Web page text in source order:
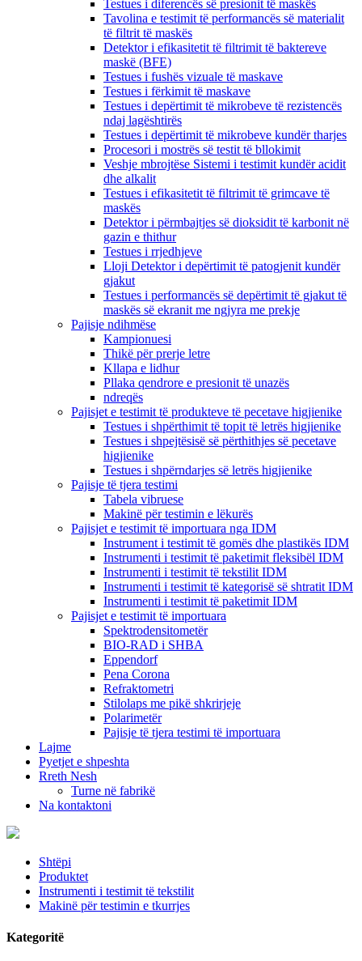
Testues i diferencës së presionit të maskës
Tavolina e testimit të performancës së materialit
të filtrit të maskës
Detektor i efikasitetit të filtrimit të baktereve
maskë (BFE)
Testues i fushës vizuale të maskave
Testues i fërkimit të maskave
Testues i depërtimit të mikrobeve të rezistencës
ndaj lagështirës
Testues i depërtimit të mikrobeve kundër tharjes
Procesori i mostrës së testit të bllokimit
Veshje mbrojtëse Sistemi i testimit kundër acidit
dhe alkalit
Testues i efikasitetit të filtrimit të grimcave të
maskës
Detektor i përmbajtjes së dioksidit të karbonit në
gazin e thithur
Testues i rrjedhjeve
Lloji Detektor i depërtimit të patogjenit kundër
gjakut
Testues i performancës së depërtimit të gjakut të
maskës së ekranit me ngjyra me prekje
Pajisje ndihmëse
Kampionuesi
Thikë për prerje letre
Kllapa e lidhur
Pllaka qendrore e presionit të unazës
ndreqës
Pajisjet e testimit të produkteve të pecetave higjienike
Testues i shpërthimit të topit të letrës higjienike
Testues i shpejtësisë së përthithjes së pecetave
higjienike
Testues i shpërndarjes së letrës higjienike
Pajisje të tjera testimi
Tabela vibruese
Makinë për testimin e lëkurës
Pajisjet e testimit të importuara nga IDM
Instrument i testimit të gomës dhe plastikës IDM
Instrumenti i testimit të paketimit fleksibël IDM
Instrumenti i testimit të tekstilit IDM
Instrumenti i testimit të kategorisë së shtratit IDM
Instrumenti i testimit të paketimit IDM
Pajisjet e testimit të importuara
Spektrodensitometër
BIO-RAD i SHBA
Eppendorf
Pena Corona
Refraktometri
Stilolaps me pikë shkrirjeje
Polarimetër
Pajisje të tjera testimi të importuara
Lajme
Pyetjet e shpeshta
Rreth Nesh
Turne në fabrikë
Na kontaktoni
Shtëpi
Produktet
Instrumenti i testimit të tekstilit
Makinë për testimin e tkurrjes
Kategoritë